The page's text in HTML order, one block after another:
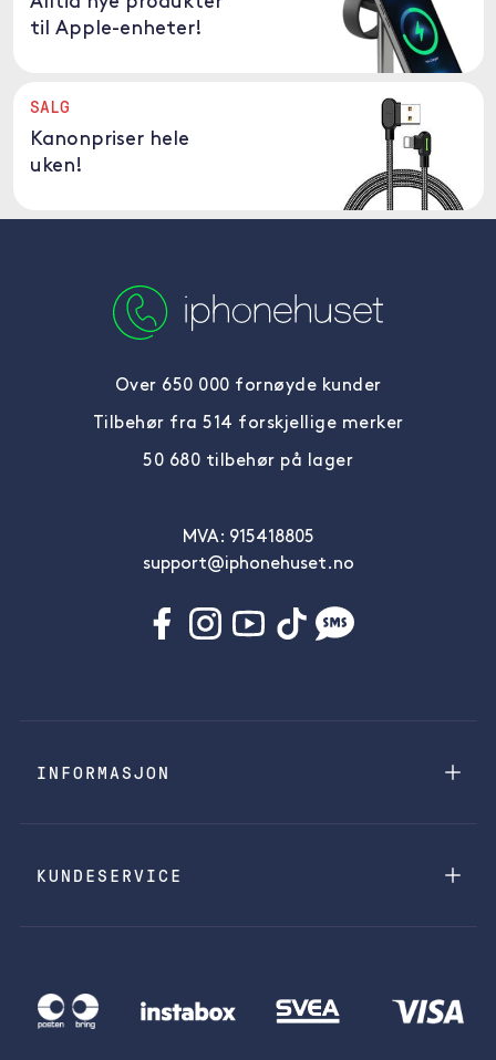
til Apple-enheter!
SALG
Kanonpriser hele
uken!
Over 650 000 fornøyde kunder
Tilbehør fra 514 forskjellige merker
50 680 tilbehør på lager
MVA: 915418805
support@iphonehuset.no
INFORMASJON
KUNDESERVICE